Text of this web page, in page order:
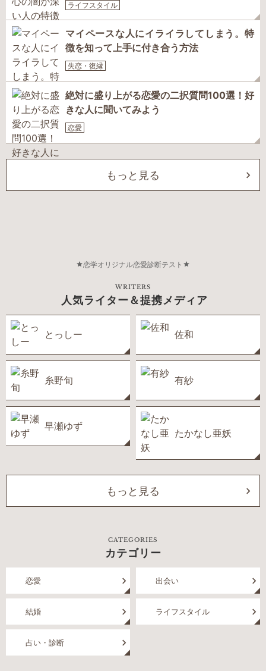
ライフスタイル
マイペースな人にイライラしてしまう。特
徴を知って上手に付き合う方法
失恋・復縁
絶対に盛り上がる恋愛の二択質問100選！好
きな人に聞いてみよう
恋愛
もっと見る
恋学オリジナル恋愛診断テスト
WRITERS
人気ライター＆提携メディア
とっしー 佐和
糸野旬 有紗
早瀬ゆず
たかなし亜妖
もっと見る
CATEGORIES
カテゴリー
恋愛 出会い
結婚 ライフスタイル
占い・診断